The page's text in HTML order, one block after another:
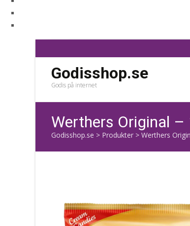
Godisshop.se
Godis på internet
Werthers Original –
Godisshop.se > Produkter > Werthers